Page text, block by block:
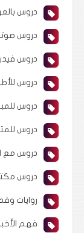
دروس
دروس
دروس
دروس
دروس
دروس
دروس مع
دروس
روايات
فهم